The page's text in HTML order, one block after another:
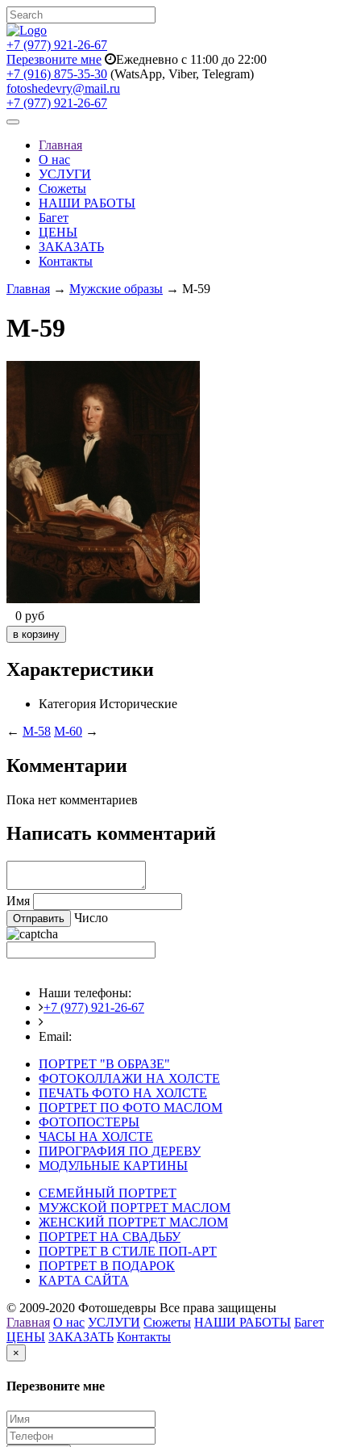
+7 (977) 921-26-67
Перезвоните мне
Ежедневно с 11:00 до 22:00
+7 (916) 875-35-30 (WatsApp, Viber, Telegram)
fotoshedevry@mail.ru
+7 (977) 921-26-67
Toggle
navigationГлавная
О нас
УСЛУГИ
Сюжеты
НАШИ РАБОТЫ
Багет
ЦЕНЫ
ЗАКАЗАТЬ
Контакты
Главная → Мужские образы → M-59
M-59
0 руб
Характеристики
Категория Исторические
← M-58 M-60 →
Комментарии
Пока нет комментариев
Написать комментарий
Имя
Число
Наши телефоны:
+7 (977) 921-26-67
Email:
ПОРТРЕТ "В ОБРАЗЕ"
ФОТОКОЛЛАЖИ НА ХОЛСТЕ
ПЕЧАТЬ ФОТО НА ХОЛСТЕ
ПОРТРЕТ ПО ФОТО МАСЛОМ
ФОТОПОСТЕРЫ
ЧАСЫ НА ХОЛСТЕ
ПИРОГРАФИЯ ПО ДЕРЕВУ
МОДУЛЬНЫЕ КАРТИНЫ
СЕМЕЙНЫЙ ПОРТРЕТ
МУЖСКОЙ ПОРТРЕТ МАСЛОМ
ЖЕНСКИЙ ПОРТРЕТ МАСЛОМ
ПОРТРЕТ НА СВАДЬБУ
ПОРТРЕТ В СТИЛЕ ПОП-АРТ
ПОРТРЕТ В ПОДАРОК
КАРТА САЙТА
© 2009-2020 Фотошедевры Все права защищены
Главная О нас УСЛУГИ Сюжеты НАШИ РАБОТЫ Багет
ЦЕНЫ ЗАКАЗАТЬ Контакты
×
Перезвоните мне